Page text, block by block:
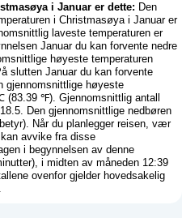
i Januar er dette: Den
i Christmasøya i Januar er
laveste temperaturen er
Januar du kan forvente nedre
høyeste temperaturen
slutten Januar du kan forvente
gjennomsnittlige høyeste
(83.39 ℉). Gjennomsnittlig antall
Den gjennomsnittlige nedbøren
). Når du planlegger reisen, vær
avvike fra disse
i begynnelsen av denne
i midten av måneden 12:39
ovenfor gjelder hovedsakelig